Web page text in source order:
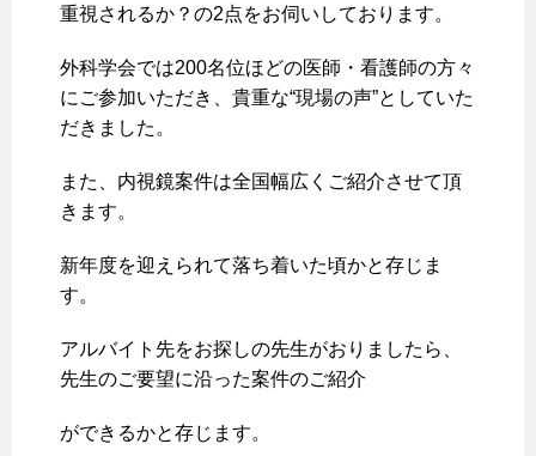
重視されるか？の2点をお伺いしております。
外科学会では200名位ほどの医師・看護師の方々
にご参加いただき、貴重な“現場の声”としていた
だきました。
また、内視鏡案件は全国幅広くご紹介させて頂
きます。
新年度を迎えられて落ち着いた頃かと存じま
す。
アルバイト先をお探しの先生がおりましたら、
先生のご要望に沿った案件のご紹介
ができるかと存じます。